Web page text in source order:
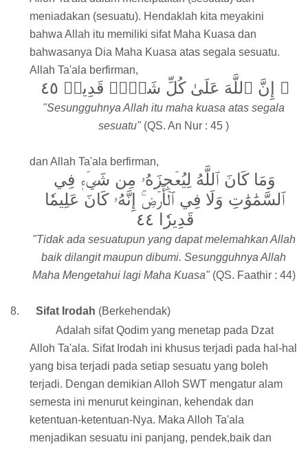
meniadakan (sesuatu). Hendaklah kita meyakini
bahwa Allah itu memiliki sifat Maha Kuasa dan
bahwasanya Dia Maha Kuasa atas segala sesuatu.
Allah Ta'ala berfirman,
ۚ إِنَّ ٱللَّهَ عَلَىٰ كُلِّ شَيۡءٖ قَدِيرٞ ٤٥
"Sesungguhnya Allah itu maha kuasa atas segala
sesuatu"(QS. An Nur : 45 )
dan Allah Ta'ala berfirman,
وَمَا كَانَ ٱللَّهُ لِيُعۡجِزَهُۥ مِن شَيۡءٖ فِي
ٱلسَّمَٰوَٰتِ وَلَا فِي ٱلۡأَرۡضِۚ إِنَّهُۥ كَانَ عَلِيمٗا
قَدِيرٗا ٤٤
"Tidak ada sesuatupun yang dapat melemahkan Allah
baik dilangit maupun dibumi. Sesungguhnya Allah
Maha Mengetahui lagi Maha Kuasa"(QS. Faathir : 44)
8. Sifat Irodah (Berkehendak)
Adalah sifat Qodim yang menetap pada Dzat
Alloh Ta'ala. Sifat Irodah ini khusus terjadi pada hal-hal
yang bisa terjadi pada setiap sesuatu yang boleh
terjadi. Dengan demikian Alloh SWT mengatur alam
semesta ini menurut keinginan, kehendak dan
ketentuan-ketentuan-Nya. Maka Alloh Ta'ala
menjadikan sesuatu ini panjang, pendek,baik dan